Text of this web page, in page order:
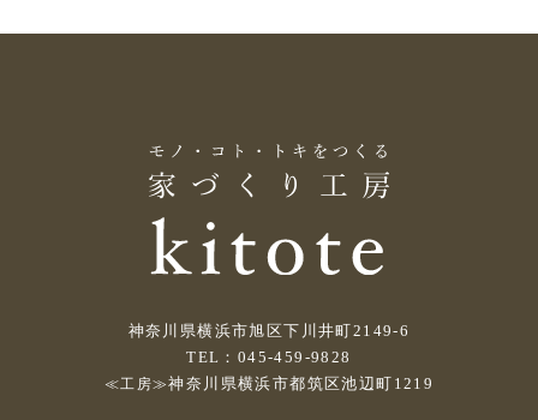
神奈川県横浜市旭区下川井町2149-6
TEL：045-459-9828
≪工房≫神奈川県横浜市都筑区池辺町1219